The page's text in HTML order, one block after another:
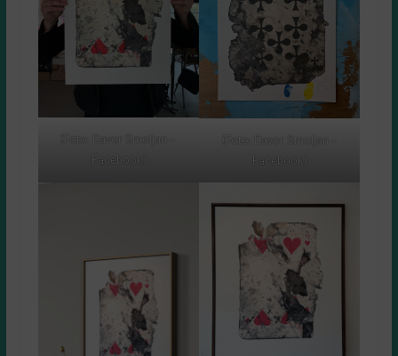
(Foto: Davor Smoljan –
Facebook)
(Foto: Davor Smoljan –
Facebook)